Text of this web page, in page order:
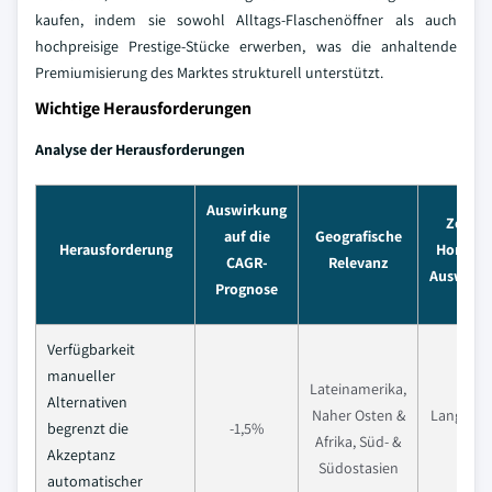
kaufen, indem sie sowohl Alltags-Flaschenöffner als auch
hochpreisige Prestige-Stücke erwerben, was die anhaltende
Premiumisierung des Marktes strukturell unterstützt.
Wichtige Herausforderungen
Analyse der Herausforderungen
Herausforderung
Auswirkung
auf die
CAGR-
Prognose
Geografische
Relevanz
Verfügbarkeit
manueller
Alternativen
begrenzt die
Akzeptanz
automatischer
-1,5%
Lateinamerika,
Naher Osten &
Afrika, Süd- &
Südostasien